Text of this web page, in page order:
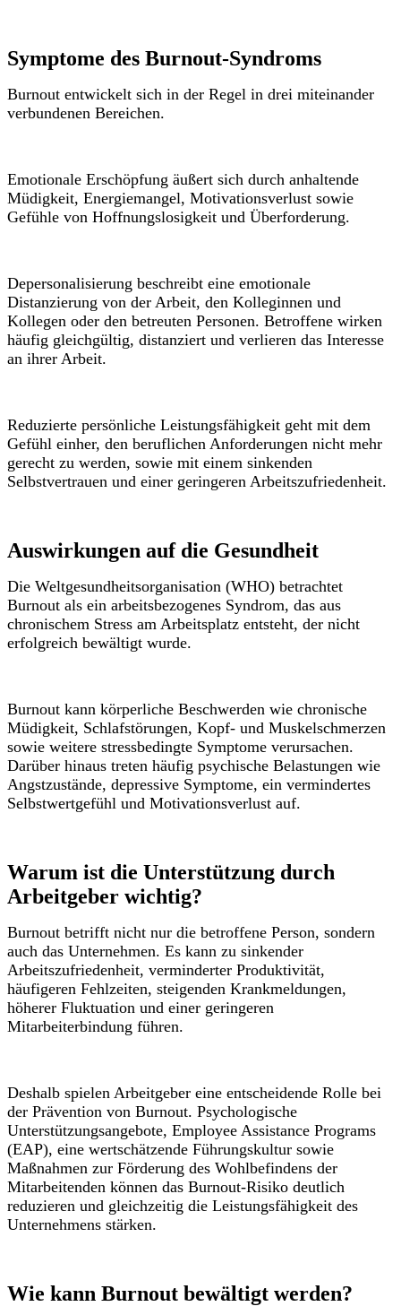
Symptome des Burnout-Syndroms
Burnout entwickelt sich in der Regel in drei miteinander
verbundenen Bereichen.
Emotionale Erschöpfung äußert sich durch anhaltende
Müdigkeit, Energiemangel, Motivationsverlust sowie
Gefühle von Hoffnungslosigkeit und Überforderung.
Depersonalisierung beschreibt eine emotionale
Distanzierung von der Arbeit, den Kolleginnen und
Kollegen oder den betreuten Personen. Betroffene wirken
häufig gleichgültig, distanziert und verlieren das Interesse
an ihrer Arbeit.
Reduzierte persönliche Leistungsfähigkeit geht mit dem
Gefühl einher, den beruflichen Anforderungen nicht mehr
gerecht zu werden, sowie mit einem sinkenden
Selbstvertrauen und einer geringeren Arbeitszufriedenheit.
Auswirkungen auf die Gesundheit
Die Weltgesundheitsorganisation (WHO) betrachtet
Burnout als ein arbeitsbezogenes Syndrom, das aus
chronischem Stress am Arbeitsplatz entsteht, der nicht
erfolgreich bewältigt wurde.
Burnout kann körperliche Beschwerden wie chronische
Müdigkeit, Schlafstörungen, Kopf- und Muskelschmerzen
sowie weitere stressbedingte Symptome verursachen.
Darüber hinaus treten häufig psychische Belastungen wie
Angstzustände, depressive Symptome, ein vermindertes
Selbstwertgefühl und Motivationsverlust auf.
Warum ist die Unterstützung durch
Arbeitgeber wichtig?
Burnout betrifft nicht nur die betroffene Person, sondern
auch das Unternehmen. Es kann zu sinkender
Arbeitszufriedenheit, verminderter Produktivität,
häufigeren Fehlzeiten, steigenden Krankmeldungen,
höherer Fluktuation und einer geringeren
Mitarbeiterbindung führen.
Deshalb spielen Arbeitgeber eine entscheidende Rolle bei
der Prävention von Burnout. Psychologische
Unterstützungsangebote, Employee Assistance Programs
(EAP), eine wertschätzende Führungskultur sowie
Maßnahmen zur Förderung des Wohlbefindens der
Mitarbeitenden können das Burnout-Risiko deutlich
reduzieren und gleichzeitig die Leistungsfähigkeit des
Unternehmens stärken.
Wie kann Burnout bewältigt werden?